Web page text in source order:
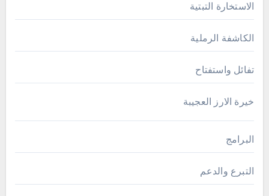
الاستخارة التبتية
الكاشفة الرملية
تفائل واستفتاح
خيرة الارز العجيبة
البرامج
التبرع والدعم